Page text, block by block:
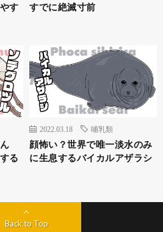
す
すでに絶滅寸前
る
2022.03.18 哺乳類
顔怖い？世界で唯一淡水のみ
に生息するバイカルアザラシ
Back to Top